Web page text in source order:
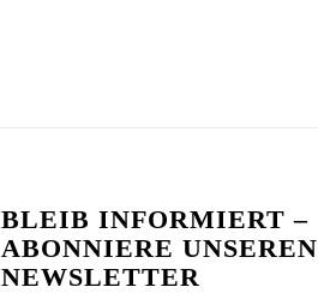
BLEIB INFORMIERT –
ABONNIERE UNSEREN
NEWSLETTER